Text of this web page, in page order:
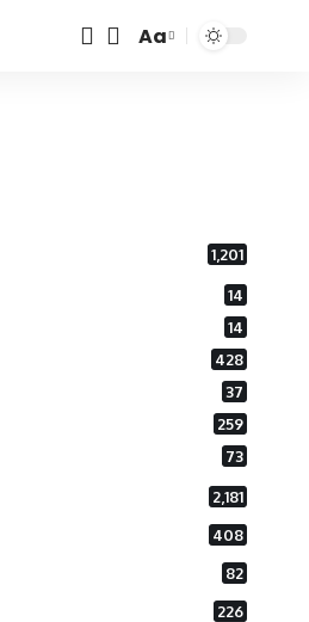
Font
Aa
1,201
14
14
428
37
259
73
2,181
408
82
226